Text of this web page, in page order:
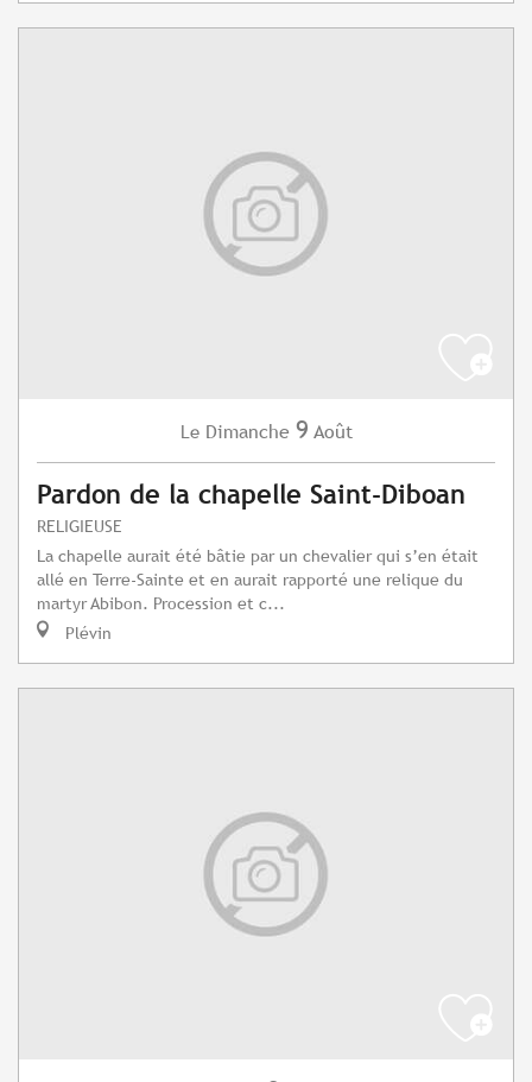
Le Dimanche 9 Août
Pardon de la chapelle Saint-Diboan
RELIGIEUSE
La chapelle aurait été bâtie par un chevalier qui s’en était
allé en Terre-Sainte et en aurait rapporté une relique du
martyr Abibon. Procession et c...
Plévin